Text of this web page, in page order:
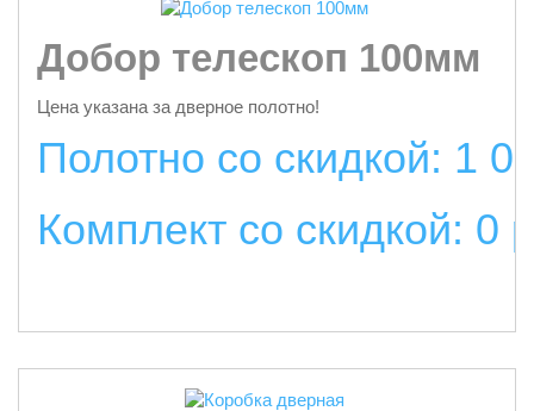
Добор телескоп 100мм
Цена указана за дверное полотно!
Полотно со скидкой: 1
Комплект со скидкой: 0